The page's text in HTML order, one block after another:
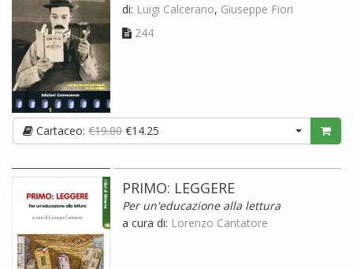
di: Luigi Calcerano, Giuseppe Fiori
244
Cartaceo: €19.00 €14.25
PRIMO: LEGGERE
Per un'educazione alla lettura
a cura di: Lorenzo Cantatore